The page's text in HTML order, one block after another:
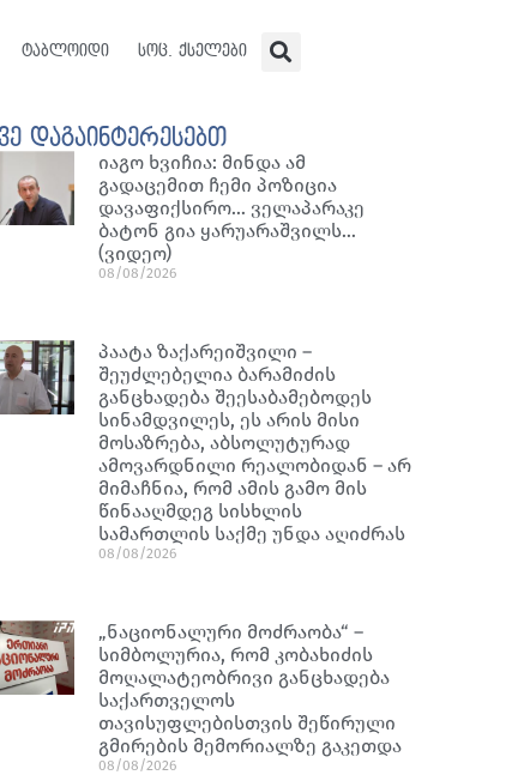
ტაბლოიდი სოც. ქსელები
დაგაინტერესებთ
იაგო ხვიჩია: მინდა ამ
გადაცემით ჩემი პოზიცია
დავაფიქსირო… ველაპარაკე
ბატონ გია ყარუარაშვილს…
(ვიდეო)
08/08/2026
პაატა ზაქარეიშვილი –
შეუძლებელია ბარამიძის
განცხადება შეესაბამებოდეს
სინამდვილეს, ეს არის მისი
მოსაზრება, აბსოლუტურად
ამოვარდნილი რეალობიდან – არ
მიმაჩნია, რომ ამის გამო მის
წინააღმდეგ სისხლის
სამართლის საქმე უნდა აღიძრას
08/08/2026
„ნაციონალური მოძრაობა“ –
სიმბოლურია, რომ კობახიძის
მოღალატეობრივი განცხადება
საქართველოს
თავისუფლებისთვის შეწირული
გმირების მემორიალზე გაკეთდა
08/08/2026